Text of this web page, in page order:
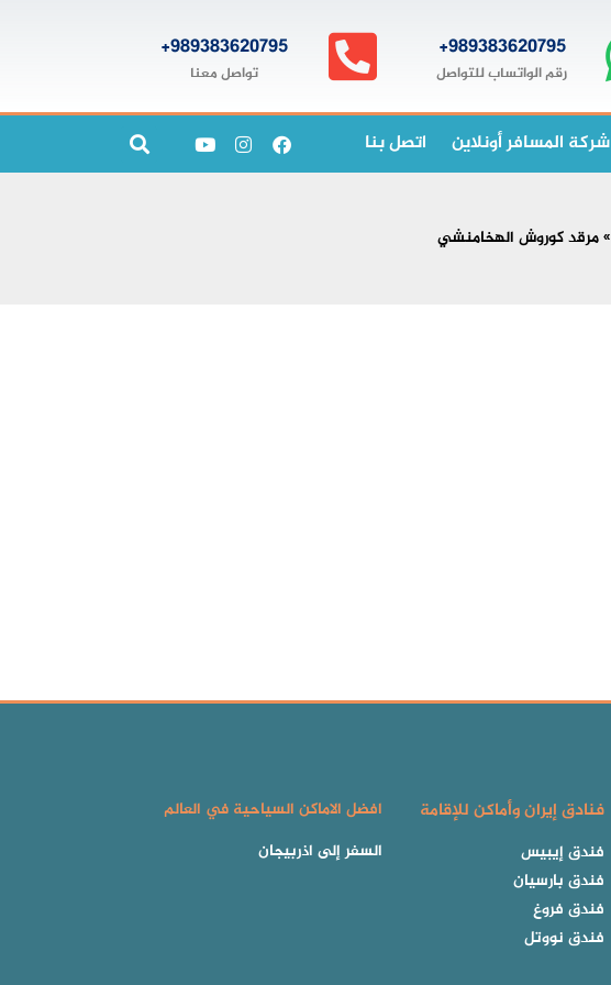
989383620795+
رقم الواتساب للتواصل
989383620795+
تواصل معنا
شركة المسافر أونلاين اتصل بنا
»مرقد كوروش الهخامنشي
فنادق إيران وأماكن للإقامة
فندق إيبيس
فندق بارسيان
فندق فروغ
فندق نووتل
افضل الاماكن السياحية في العالم
السفر إلى اذربيجان